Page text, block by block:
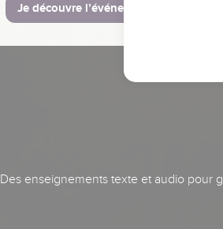
Je découvre l’événement
Des enseignements texte et audio pour